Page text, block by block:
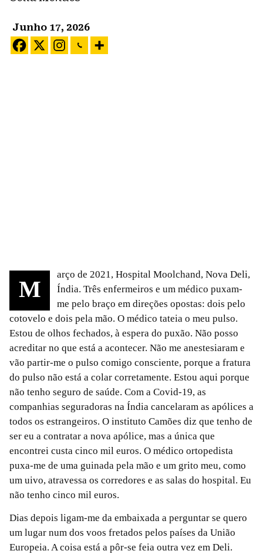
Junho 17, 2026
M
arço de 2021, Hospital Moolchand, Nova Deli,
Índia. Três enfermeiros e um médico puxam-
me pelo braço em direções opostas: dois pelo
cotovelo e dois pela mão. O médico tateia o meu pulso.
Estou de olhos fechados, à espera do puxão. Não posso
acreditar no que está a acontecer. Não me anestesiaram e
vão partir-me o pulso comigo consciente, porque a fratura
do pulso não está a colar corretamente. Estou aqui porque
não tenho seguro de saúde. Com a Covid-19, as
companhias seguradoras na Índia cancelaram as apólices a
todos os estrangeiros. O instituto Camões diz que tenho de
ser eu a contratar a nova apólice, mas a única que
encontrei custa cinco mil euros. O médico ortopedista
puxa-me de uma guinada pela mão e um grito meu, como
um uivo, atravessa os corredores e as salas do hospital. Eu
não tenho cinco mil euros.
Dias depois ligam-me da embaixada a perguntar se quero
um lugar num dos voos fretados pelos países da União
Europeia. A coisa está a pôr-se feia outra vez em Deli.